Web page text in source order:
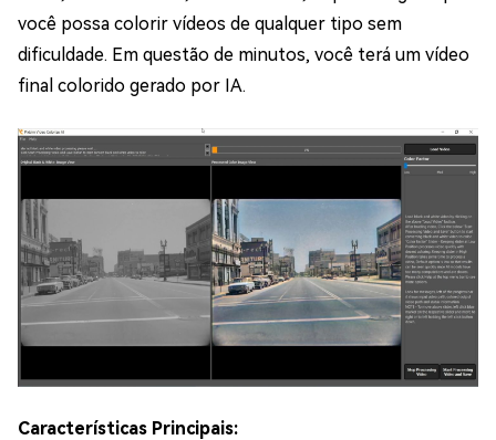
você possa colorir vídeos de qualquer tipo sem
dificuldade. Em questão de minutos, você terá um vídeo
final colorido gerado por IA.
Características Principais: